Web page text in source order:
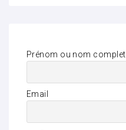
Prénom ou nom complet
Email